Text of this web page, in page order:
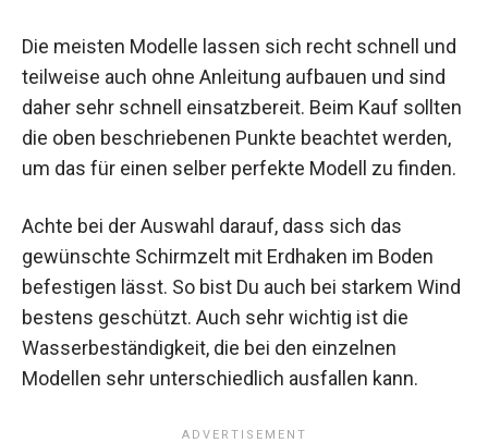
Die meisten Modelle lassen sich recht schnell und
teilweise auch ohne Anleitung aufbauen und sind
daher sehr schnell einsatzbereit. Beim Kauf sollten
die oben beschriebenen Punkte beachtet werden,
um das für einen selber perfekte Modell zu finden.
Achte bei der Auswahl darauf, dass sich das
gewünschte Schirmzelt mit Erdhaken im Boden
befestigen lässt. So bist Du auch bei starkem Wind
bestens geschützt. Auch sehr wichtig ist die
Wasserbeständigkeit, die bei den einzelnen
Modellen sehr unterschiedlich ausfallen kann.